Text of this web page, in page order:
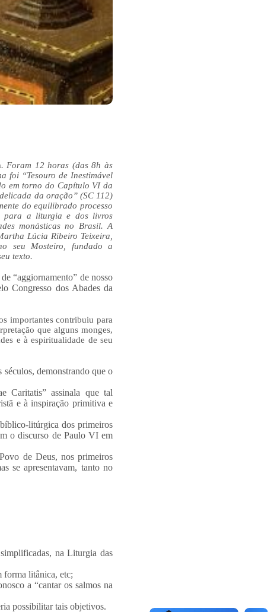
. Foram 12 horas (das 8h às
foi “Tesouro de Inestimável
em torno do Capítulo VI da
da oração” (SC 112)
do equilibrado processo
para a liturgia e dos livros
monásticas no Brasil. A
Lúcia Ribeiro Teixeira,
seu Mosteiro, fundado a
texto.
“aggiornamento” de nosso
Congresso dos Abades da
importantes contribuiu para
que alguns monges,
e à espiritualidade de seu
demonstrando que o
Caritatis” assinala que tal
e à inspiração primitiva e
litúrgica dos primeiros
o discurso de Paulo VI em
de Deus, nos primeiros
se apresentavam, tanto no
na Liturgia das
forma litânica, etc;
a “cantar os salmos na
possibilitar tais objetivos.